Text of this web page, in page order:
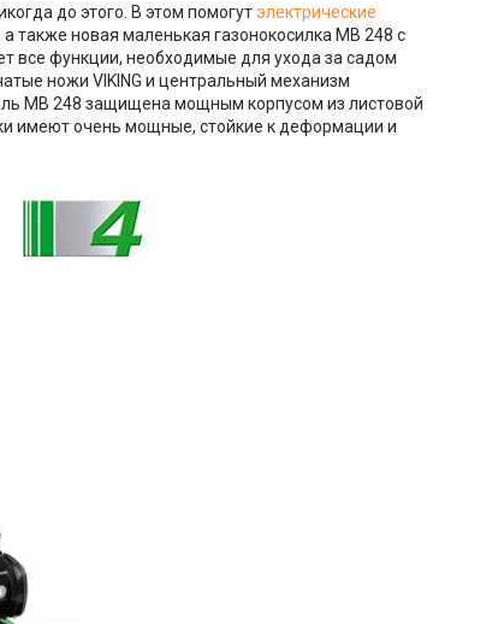
до этого. В этом помогутэлектрические
также новая маленькая газонокосилка MB 248 с
все функции, необходимые для ухода за садом
ножи VIKING и центральный механизм
MB 248 защищена мощным корпусом из листовой
имеют очень мощные, стойкие к деформации и